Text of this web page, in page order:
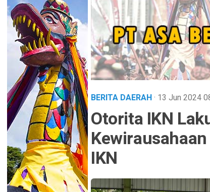
BERITA DAERAH· 13 Jun 2024
Otorita IKN
IKN